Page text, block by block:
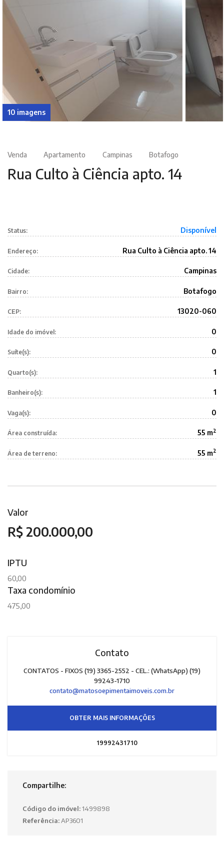
10 imagens
Venda Apartamento Campinas Botafogo
Rua Culto à Ciência apto. 14
Status: Disponível
Endereço: Rua Culto à Ciência apto. 14
Cidade: Campinas
Bairro: Botafogo
CEP: 13020-060
Idade do imóvel: 0
Suíte(s): 0
Quarto(s): 1
Banheiro(s): 1
Vaga(s): 0
Área construída: 55 m2
Área de terreno: 55 m2
Valor
R$ 200.000,00
IPTU
60,00
Taxa condomínio
475,00
Contato
CONTATOS - FIXOS (19) 3365-2552 - CEL.: (WhatsApp) (19)
99243-1710
contato@matosoepimentaimoveis.com.br
OBTER MAIS INFORMAÇÕES
19992431710
Compartilhe:
Código do imóvel:1499898
Referência:AP3601